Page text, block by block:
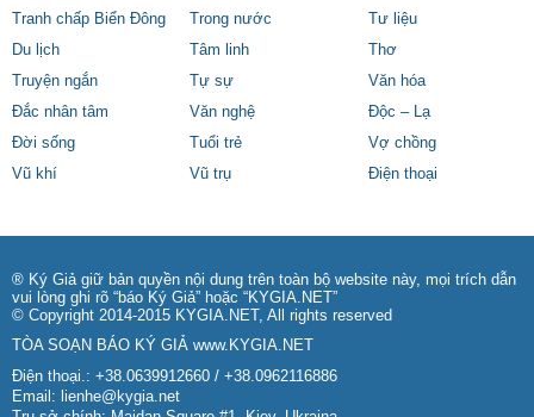
Tranh chấp Biển Đông
Trong nước
Tư liệu
Du lịch
Tâm linh
Thơ
Truyện ngắn
Tự sự
Văn hóa
Đắc nhân tâm
Văn nghệ
Độc – Lạ
Đời sống
Tuổi trẻ
Vợ chồng
Vũ khí
Vũ trụ Điện thoại
® Ký Giả giữ bản quyền nội dung trên toàn bộ website này, mọi trích dẫn
vui lòng ghi rõ “báo Ký Giả” hoặc “KYGIA.NET”
© Copyright 2014-2015 KYGIA.NET, All rights reserved
TÒA SOẠN BÁO KÝ GIẢ www.KYGIA.NET
Điện thoại.: +38.0639912660 / +38.0962116886
Email: lienhe@kygia.net